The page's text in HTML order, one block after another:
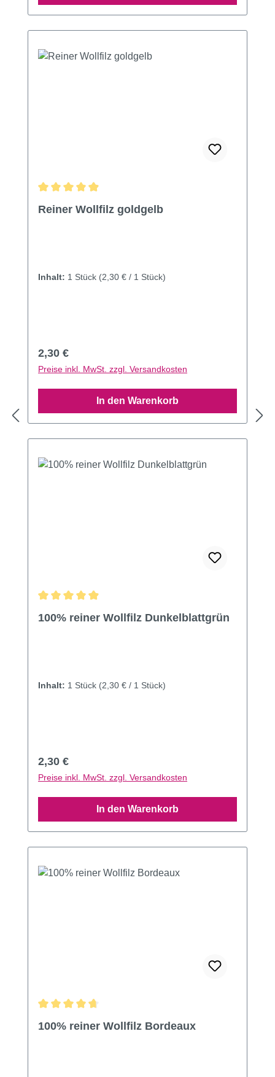
Reiner Wollfilz goldgelb
Inhalt: 1 Stück (2,30 € / 1 Stück)
Regulärer Preis:
2,30 €
Preise inkl. MwSt. zzgl. Versandkosten
In den Warenkorb
100% reiner Wollfilz Dunkelblattgrün
Inhalt: 1 Stück (2,30 € / 1 Stück)
Regulärer Preis:
2,30 €
Preise inkl. MwSt. zzgl. Versandkosten
In den Warenkorb
100% reiner Wollfilz Bordeaux